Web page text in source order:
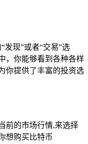
发现”或者“交易”选
，你能够看到各种各样
你提供了丰富的投资选
前的市场行情,来选择
想购买比特币